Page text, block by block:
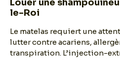
Louer une
le-Roi
Le matelas requiert une
lutter contre acariens,
transpiration. L’injection-